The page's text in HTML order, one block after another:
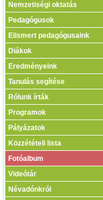
Nemzetiségi oktatás
Pedagógusok
Elismert pedagógusaink
Diákok
Eredményeink
Tanulás segítése
Rólunk írták
Programok
Pályázatok
Közzétételi lista
Fotóalbum
Videótár
Névadónkról